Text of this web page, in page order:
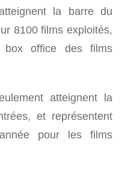
la barre du
8100 films exploités,
box office des films
atteignent la
et représentent
pour les films